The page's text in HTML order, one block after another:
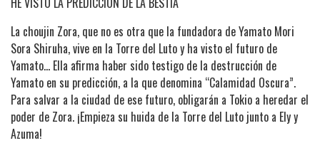
La choujin Zora, que no es otra que la fundadora de Yamato Mori
Sora Shiruha, vive en la Torre del Luto y ha visto el futuro de
Yamato... Ella afirma haber sido testigo de la destrucción de
Yamato en su predicción, a la que denomina “Calamidad Oscura”.
Para salvar a la ciudad de ese futuro, obligarán a Tokio a heredar el
poder de Zora. ¡Empieza su huida de la Torre del Luto junto a Ely y
Azuma!